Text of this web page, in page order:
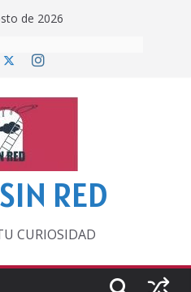
de 2026
entonces…
de recomendar
RED
CURIOSIDAD